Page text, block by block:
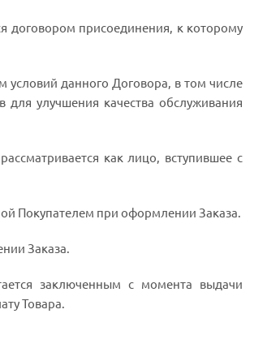
договором присоединения, к которому
данного Договора, в том числе
для улучшения качества обслуживания
как лицо, вступившее с
Покупателем при оформлении Заказа.
Заказа.
заключенным с момента выдачи
Товара.